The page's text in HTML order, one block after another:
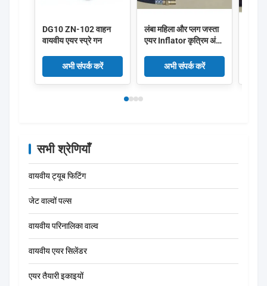
DG10 ZN-102 वाहन
वायवीय एयर स्प्रे गन
अभी संपर्क करें
लंबा महिला और प्लग जस्ता
एयर Inflator कृत्रिम अंग
एसी-20F, पी, H,
टीजी-001, टीजी-002,
ACH / 02 एच
अभी संपर्क करें
सभी श्रेणियाँ
वायवीय ट्यूब फिटिंग
जेट वाल्वों पल्स
वायवीय परिनालिका वाल्व
वायवीय एयर सिलेंडर
एयर तैयारी इकाइयों